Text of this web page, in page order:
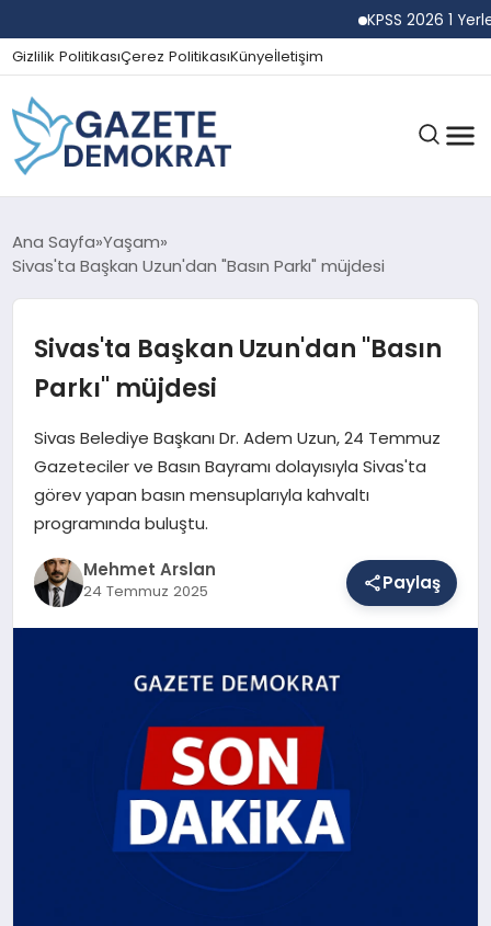
KPSS 2026 1
Gizlilik PolitikasıÇerez PolitikasıKünyeİletişim
GÜNDEM
SPOR
SAĞLIK
Ana Sayfa Yaşam
Sivas'ta Başkan Uzun'dan "Basın Parkı" müjdesi
Sivas'ta Başkan Uzun'dan "Basın
Parkı" müjdesi
Sivas Belediye Başkanı Dr. Adem Uzun, 24 Temmuz
Gazeteciler ve Basın Bayramı dolayısıyla Sivas'ta
görev yapan basın mensuplarıyla kahvaltı
programında buluştu.
Mehmet Arslan
24 Temmuz 2025 Paylaş